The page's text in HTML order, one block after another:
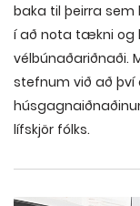
baka til þeirra sem
í að nota tækni og
vélbúnaðariðnaði.
stefnum við að
lífskjör fólks.